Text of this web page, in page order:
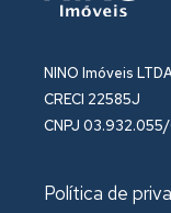
NINO Imóveis
CRECI 22585J
CNPJ
Política de